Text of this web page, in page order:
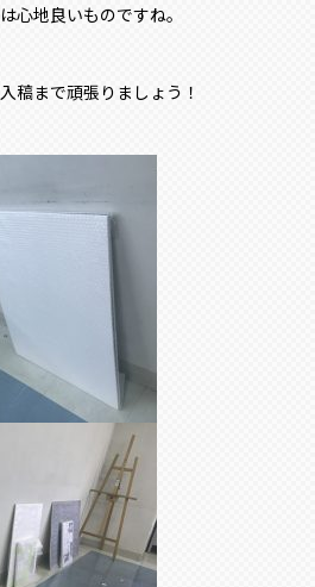
心地良いものですね。
稿まで頑張りましょう！